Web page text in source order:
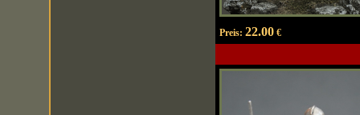
Preis: 22.00€